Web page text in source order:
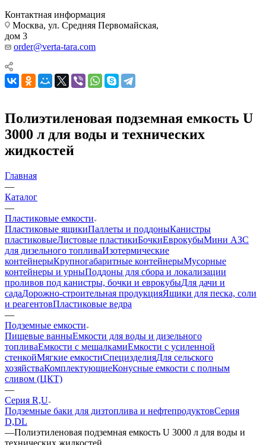
Контактная информация
Москва, ул. Средняя Первомайская,
дом 3
order@verta-tara.com
Полиэтиленовая подземная емкость U
3000 л для воды и технических
жидкостей
Главная
—
Каталог
—
Пластиковые емкости
Пластиковые ящикиПаллеты и поддоныКанистры
пластиковыеЛистовые пластикиБочкиЕврокубыМини АЗС
для дизельного топливаИзотермические
контейнерыКрупногабаритные контейнерыМусорные
контейнеры и урныПоддоны для сбора и локализации
проливов под канистры, бочки и еврокубыДля дачи и
садаДорожно-строительная продукцияЯщики для песка, соли
и реагентовПластиковые ведра
—
Подземные емкости
Пищевые ванныЕмкости для воды и дизельного
топливаЕмкости с мешалкамиЕмкости с усиленной
стенкойМягкие емкостиСпецизделияДля сельского
хозяйстваКомплектующиеКонусные емкости с полным
сливом (ЦКТ)
—
Серия R,U
Подземные баки для дизтоплива и нефтепродуктовСерия
D,DL
—Полиэтиленовая подземная емкость U 3000 л для воды и
технических жидкостей